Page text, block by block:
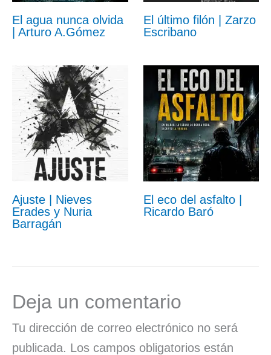
El agua nunca olvida
| Arturo A.Gómez
El último filón | Zarzo
Escribano
Ajuste | Nieves
Erades y Nuria
Barragán
El eco del asfalto |
Ricardo Baró
Deja un comentario
Tu dirección de correo electrónico no será
publicada. Los campos obligatorios están